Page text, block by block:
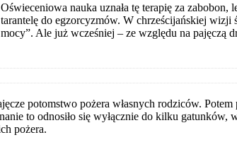
Oświeceniowa nauka uznała tę terapię za zabobon,
tarantelę do egzorcyzmów. W chrześcijańskiej wizji
mocy”. Ale już wcześniej – ze względu na pajęczą
potomstwo pożera własnych rodziców.
to odnosiło się wyłącznie do kilku
pożera.